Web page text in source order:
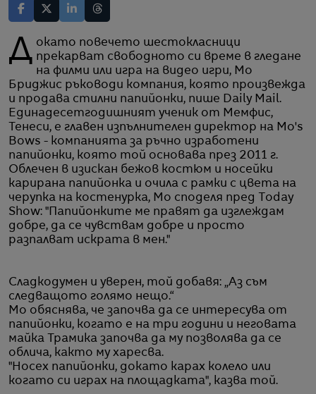
Докато повечето шестокласници прекарват свободното си време в гледане
на филми или игра на видео игри, Мо
Бриджис ръководи компания, която произвежда
и продава стилни папийонки, пише Daily Mail.
Единадесетгодишният ученик от Мемфис,
Тенеси, е главен изпълнителен директор на Mo's
Bows - компанията за ръчно изработени
папийонки, която той основава през 2011 г.
Облечен в изискан бежов костюм и носейки
карирана папийонка и очила с рамки с цвета на
черупка на костенурка, Мо споделя пред Today
Show: "Папийонките ме правят да изглеждам
добре, да се чувствам добре и просто
разпалват искрата в мен."
Сладкодумен и уверен, той добавя: „Аз съм
следващото голямо нещо.“
Мо обяснява, че започва да се интересува от
папийонки, когато е на три години и неговата
майка Трамика започва да му позволява да се
облича, както му харесва.
"Носех папийонки, докато карах колело или
когато си играх на площадката", казва той.